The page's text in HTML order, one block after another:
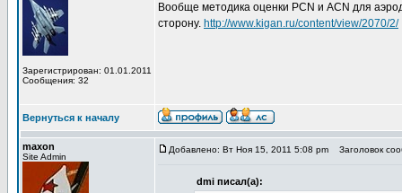
Зарегистрирован: 01.01.2011
Сообщения: 32
Вообще методика оценки PCN и ACN для
сторону. http://www.kigan.ru/content/view/2070/2/
Вернуться к началу
maxon
Site Admin
Добавлено: Вт Ноя 15, 2011 5:08 pm Заголовок
dmi писал(а):